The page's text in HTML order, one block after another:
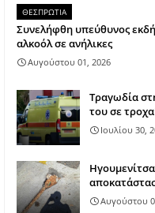
ΘΕΣΠΡΩΤΙΑ
Συνελήφθη υπεύθυνος
αλκοόλ σε ανήλικες
Αυγούστου 01, 2026
Τραγωδία
του σε
Ιουλίου 30,
Αυγούστου